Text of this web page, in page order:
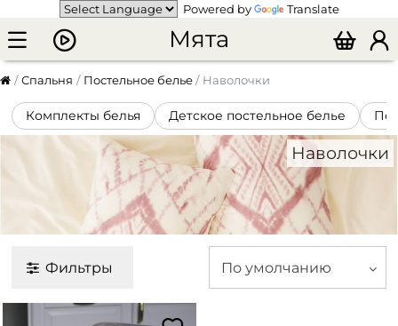
Powered by Translate
Мята
Спальня Постельное белье Наволочки
Комплекты белья Детское постельное белье
Наволочки
Фильтры По умолчанию